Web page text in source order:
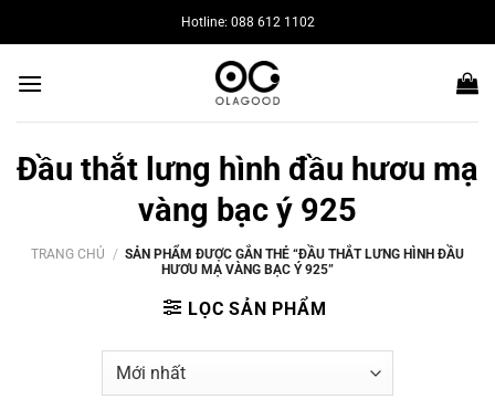
qua
dung
Hotline: 088 612 1102
Đầu thắt lưng hình đầu hươu mạ
vàng bạc ý 925
TRANG CHỦ / SẢN PHẨM ĐƯỢC GẮN THẺ “ĐẦU THẮT LƯNG HÌNH ĐẦU
HƯƠU MẠ VÀNG BẠC Ý 925”
LỌC SẢN PHẨM